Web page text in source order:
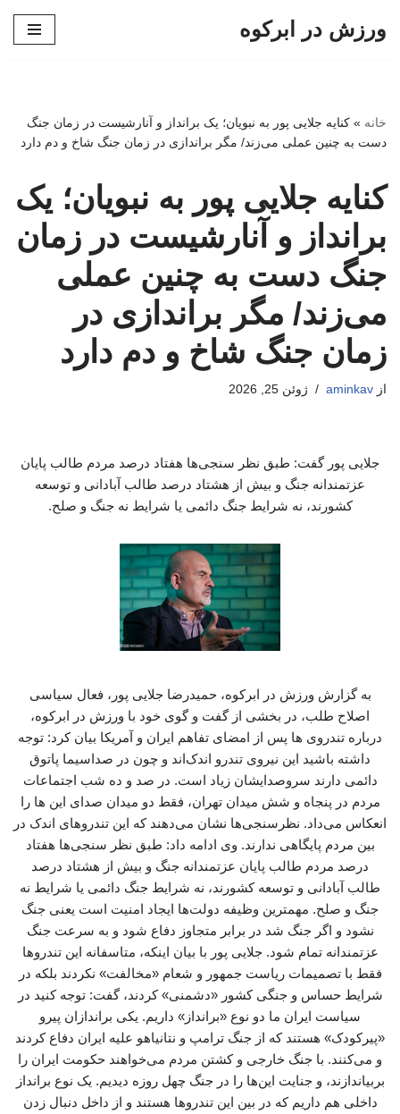
ورزش در ابرکوه
خانه » کنایه جلایی پور به نبویان؛ یک برانداز و آنارشیست در زمان جنگ
دست به چنین عملی می‌زند/ مگر براندازی در زمان جنگ شاخ و دم دارد
کنایه جلایی پور به نبویان؛ یک
برانداز و آنارشیست در زمان
جنگ دست به چنین عملی
می‌زند/ مگر براندازی در
زمان جنگ شاخ و دم دارد
از aminkav ژوئن 25, 2026
جلایی پور گفت: طبق نظر سنجی‌ها هفتاد درصد مردم طالب پایان
عزتمندانه جنگ و بیش از هشتاد درصد طالب آبادانی و توسعه
کشورند، نه شرایط جنگ دائمی یا شرایط نه جنگ و صلح.
به گزارش ورزش در ابرکوه، حمیدرضا جلایی پور، فعال سیاسی
اصلاح طلب، در بخشی از گفت و گوی خود با ورزش در ابرکوه،
درباره تندروی ها پس از امضای تفاهم ایران و آمریکا بیان کرد: توجه
داشته باشید این نیروی تندرو اندک‌اند و چون در صداسیما پاتوق
دائمی دارند سروصدایشان زیاد است. در صد و ده شب‌ اجتماعات
مردم در پنجاه و شش میدان تهران، فقط دو میدان صدای این ها را
انعکاس ‌می‌داد. نظرسنجی‌ها نشان می‌دهند که این تندروهای اندک در
بین مردم پایگاهی ندارند. وی ادامه داد: طبق نظر سنجی‌ها هفتاد
درصد مردم طالب پایان عزتمندانه جنگ و بیش از هشتاد درصد
طالب آبادانی و توسعه کشورند، نه شرایط جنگ دائمی یا شرایط نه
جنگ و صلح. مهمترین وظیفه دولت‌ها ایجاد امنیت است یعنی جنگ
نشود و اگر جنگ شد در برابر متجاوز دفاع شود و به سرعت جنگ
عزتمندانه تمام شود. جلایی پور با بیان اینکه، متاسفانه این تندروها
فقط با تصمیمات ریاست جمهور و شعام «مخالفت» نکردند بلکه در
شرایط حساس و جنگی کشور «دشمنی» کردند، گفت: توجه کنید در
سیاست ایران ما دو نوع «برانداز» داریم. یکی براندازان پیرو
«پیرکودک» هستند که از جنگ ترامپ و نتانیاهو علیه ایران دفاع کردند
و می‌کنند. با جنگ خارجی و کشتن مردم می‌خواهند حکومت ایران را
بربیاندازند، و جنایت این‌ها را در جنگ چهل روزه دیدیم. یک نوع برانداز
داخلی هم داریم که در بین این تندروها هستند و از داخل دنبال زدن